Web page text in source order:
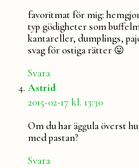
favoritmat för mig:
typ gödigheter som
kantareller, dumplings,
svag för ostiga rätter 😛
Svara
Astridsäger:
2015-02-17 kl. 13:30
Om du har äggula överst
med pastan?
Svara